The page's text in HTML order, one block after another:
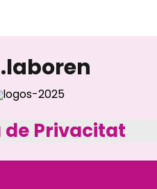
de Privacitat